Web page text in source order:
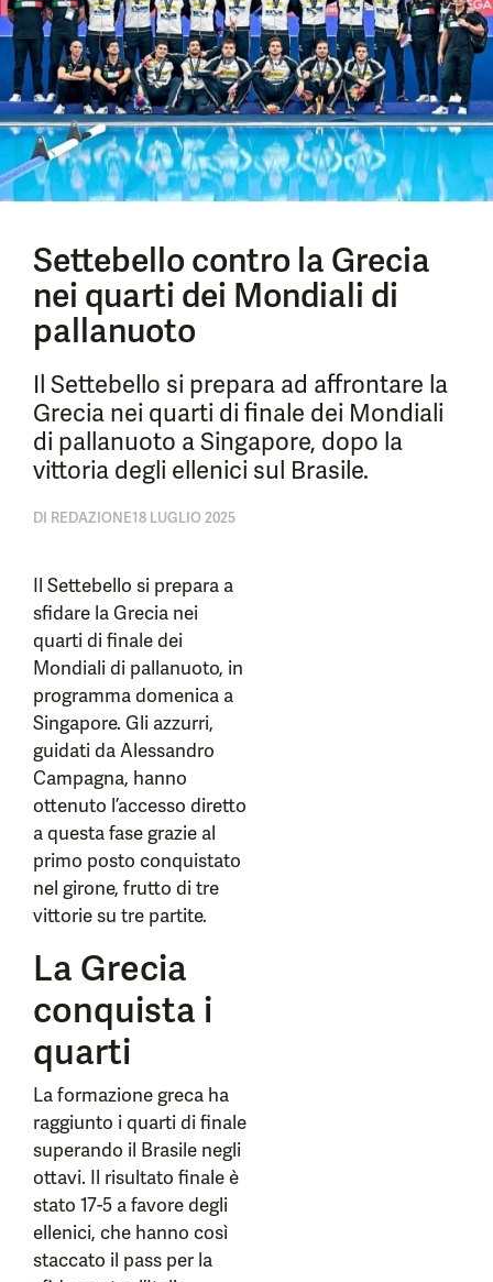
Settebello contro la Grecia
nei quarti dei Mondiali di
pallanuoto
Il Settebello si prepara ad affrontare la
Grecia nei quarti di finale dei Mondiali
di pallanuoto a Singapore, dopo la
vittoria degli ellenici sul Brasile.
DI REDAZIONE18 LUGLIO 2025
Il Settebello si prepara a
sfidare la Grecia nei
quarti di finale dei
Mondiali di pallanuoto, in
programma domenica a
Singapore. Gli azzurri,
guidati da Alessandro
Campagna, hanno
ottenuto l’accesso diretto
a questa fase grazie al
primo posto conquistato
nel girone, frutto di tre
vittorie su tre partite.
La Grecia
conquista i
quarti
La formazione greca ha
raggiunto i quarti di finale
superando il Brasile negli
ottavi. Il risultato finale è
stato 17-5 a favore degli
ellenici, che hanno così
staccato il pass per la